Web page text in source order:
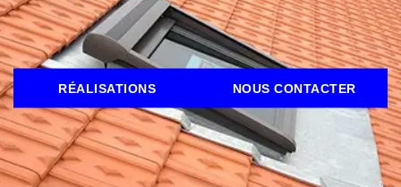
RÉALISATIONS NOUS CONTACTER